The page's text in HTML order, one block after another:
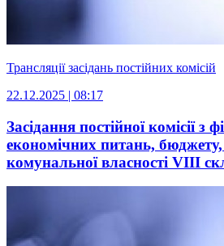
Трансляції засідань постійних комісій
22.12.2025 | 08:17
Засідання постійної комісії з
економічних питань, бюджету,
комунальної власності VІIІ